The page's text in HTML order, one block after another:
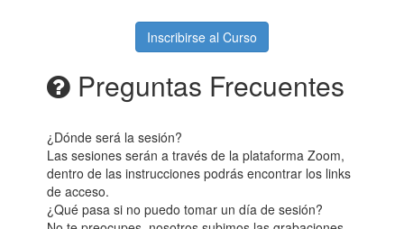
Inscribirse al Curso
Preguntas Frecuentes
¿Dónde será la sesión?
Las sesiones serán a través de la plataforma Zoom,
dentro de las instrucciones podrás encontrar los links
de acceso.
¿Qué pasa si no puedo tomar un día de sesión?